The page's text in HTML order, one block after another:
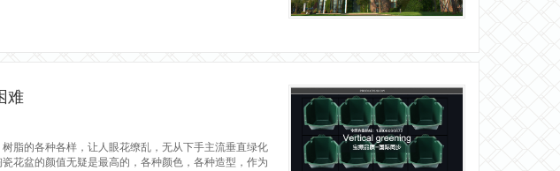
难
的各种各样，让人眼花缭乱，无从下手主流垂直绿化
花盆的颜值无疑是最高的，各种颜色，各种造型，作为